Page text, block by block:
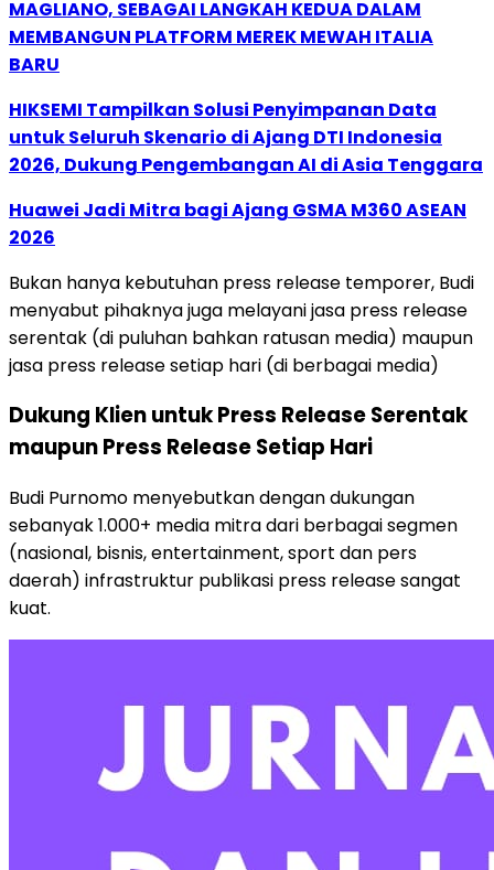
MAGLIANO, SEBAGAI LANGKAH KEDUA DALAM
MEMBANGUN PLATFORM MEREK MEWAH ITALIA
BARU
HIKSEMI Tampilkan Solusi Penyimpanan Data
untuk Seluruh Skenario di Ajang DTI Indonesia
2026, Dukung Pengembangan AI di Asia Tenggara
Huawei Jadi Mitra bagi Ajang GSMA M360 ASEAN
2026
Bukan hanya kebutuhan press release temporer, Budi
menyabut pihaknya juga melayani jasa press release
serentak (di puluhan bahkan ratusan media) maupun
jasa press release setiap hari (di berbagai media)
Dukung Klien untuk Press Release Serentak
maupun Press Release Setiap Hari
Budi Purnomo menyebutkan dengan dukungan
sebanyak 1.000+ media mitra dari berbagai segmen
(nasional, bisnis, entertainment, sport dan pers
daerah) infrastruktur publikasi press release sangat
kuat.